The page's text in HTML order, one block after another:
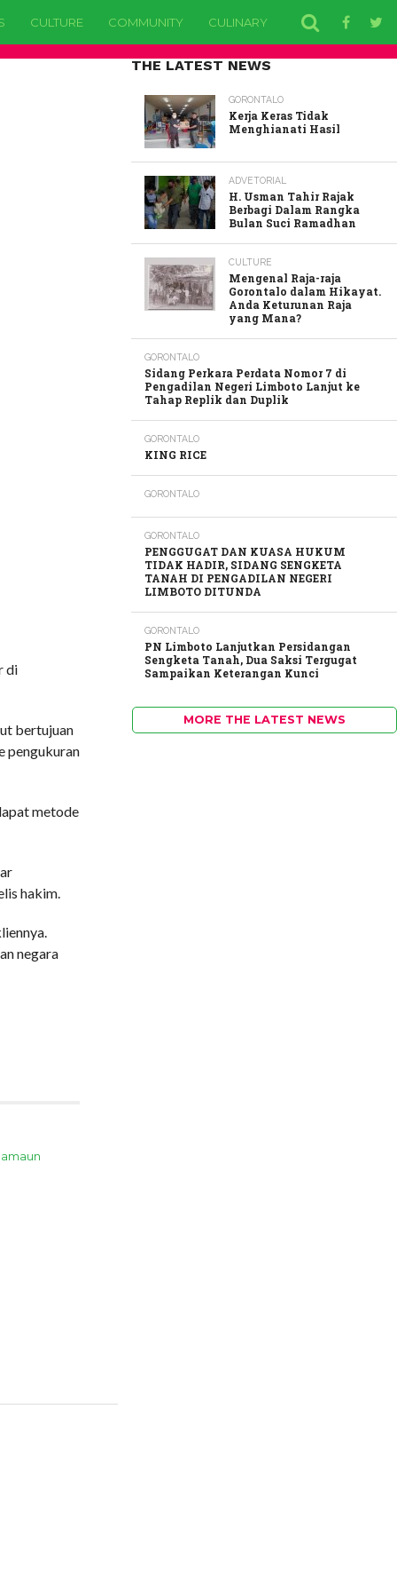
CULTURE COMMUNITY CULINARY EDUCATION
di
bertujuan
pengukuran
metode
hakim.
negara
THE LATEST NEWS
GORONTALO
Kerja Keras Tidak
Menghianati Hasil
ADVETORIAL
H. Usman Tahir Rajak
Berbagi Dalam Rangka
Bulan Suci Ramadhan
CULTURE
Mengenal Raja-raja
Gorontalo dalam Hikayat.
Anda Keturunan Raja
yang Mana?
GORONTALO
Sidang Perkara Perdata Nomor 7 di
Pengadilan Negeri Limboto Lanjut ke
Tahap Replik dan Duplik
GORONTALO
KING RICE
GORONTALO
GORONTALO
PENGGUGAT DAN KUASA HUKUM
TIDAK HADIR, SIDANG SENGKETA
TANAH DI PENGADILAN NEGERI
LIMBOTO DITUNDA
GORONTALO
PN Limboto Lanjutkan Persidangan
Sengketa Tanah, Dua Saksi Tergugat
Sampaikan Keterangan Kunci
MORE THE LATEST NEWS